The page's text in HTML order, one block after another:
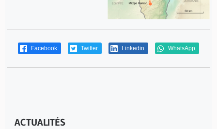
Facebook Twitter Linkedin WhatsApp
ACTUALITÉS